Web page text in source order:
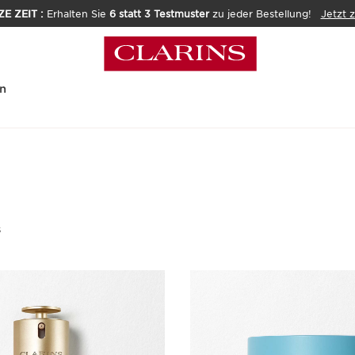
ZEIT : Erhalten Sie 6 statt 3 Testmusterzu jeder Bestellung! Jetzt